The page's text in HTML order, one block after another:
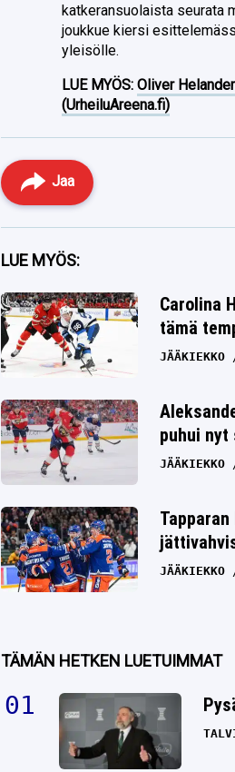
katkeransuolaista seurata
joukkue kiersi
yleisölle.
LUE MYÖS:Oliver
(UrheiluAreena.fi)
Jaa
Facebook
Twitter
Whatsapp
LUE MYÖS:
Carolina
tämä
JÄÄKIEKKO
puhui nyt
JÄÄKIEKKO
JÄÄKIEKKO
TÄMÄN HETKEN LUETUIMMAT